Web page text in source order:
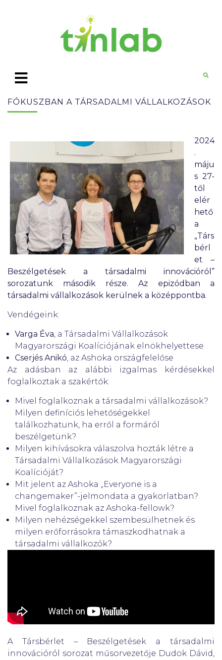
FÓKUSZBAN A TÁRSADALMI VÁLLALKOZÁSOK
2024
.
máju
s 27-
től
elér
hető
a
„Társ
bérl
et –
Beszélgetések a társadalmi innovációról”
sorozatunk második része. Az epizódban a
társadalmi vállalkozások kerülnek a középpontba.
Vendégeink:
Varga Éva, a Társadalmi Vállalkozások
Magyarországi Koalíciójának elnökhelyettese
Cserjés Anikó, az Ashoka országfelelőse
Az adásban az alábbi izgalmas kérdésekkel
foglalkoztak a szakértők:
Mivel foglalkoznak a társadalmi vállalkozások?
Milyen definíciós lehetőségekkel
találkozhatunk, ha erről a formáról
beszélgetünk?
Milyen kihívásokra válaszolva hozták létre a
Társadalmi Vállalkozások Magyarországi
Koalícióját?
Mit jelent az Ashoka „Everyone is a
changemaker”-jelmondata a gyakorlatban?
Mivel foglalkoznak az Ashoka-fellowk?
Milyen nehézségekkel szembesülhetnek és
milyen erőforrásokra támaszkodhatnak a
társadalmi vállalkozók?
A Társbérlet – Beszélgetések a társadalmi
innovációról sorozat műsorvezetője Dudok Dávid,